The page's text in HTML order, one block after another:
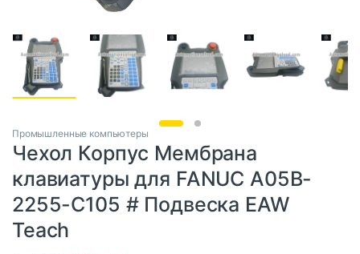
Промышленные компьютеры
Чехол Корпус Мембрана
клавиатуры для FANUC A05B-
2255-C105 # Подвеска EAW
Teach